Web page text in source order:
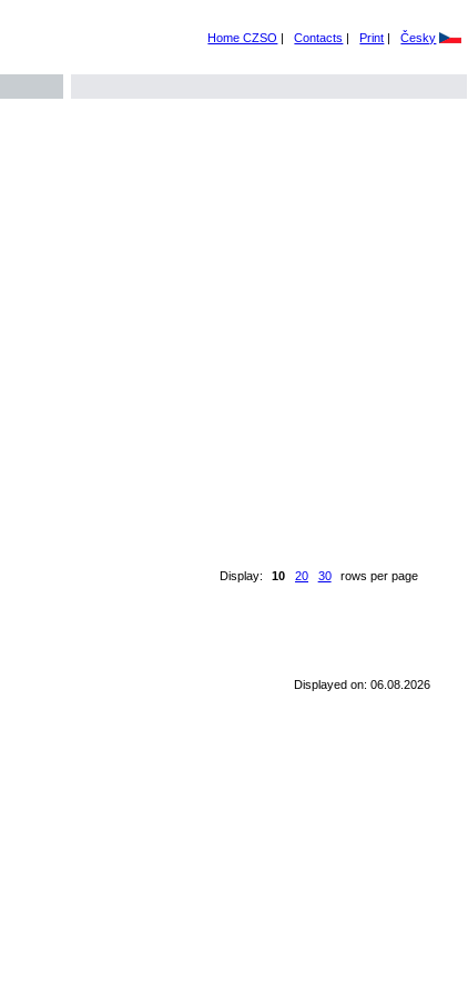
Home CZSO | Contacts | Print | Česky
Display:
10 20 30 rows per page
Displayed on: 06.08.2026